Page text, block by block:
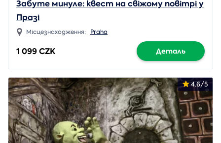
Забуте минуле: квест на свіжому повітрі у
Празі
Місцезнаходження: Praha
1 099 CZK Деталь
4.6/5